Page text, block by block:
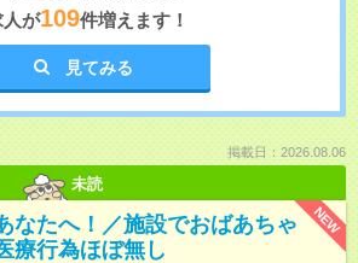
人が109件増えます！
見てみる
掲載日：2026.08.06
未読
NEW
なたへ！／施設でおばあちゃ
療行為ほぼ無し